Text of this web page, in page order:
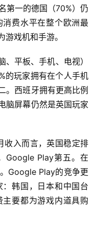
第一的德国（70%）仍
费水平在整个欧洲最
戏机和手游。
平板、手机、电视）
的玩家拥有在个人手机
。西班牙拥有更高比例
脑屏幕仍然是英国玩家
入而言，英国稳定排
Google Play第五。在
Google Play的竞争更
韩国，日本和中国台
要都为游戏内道具购